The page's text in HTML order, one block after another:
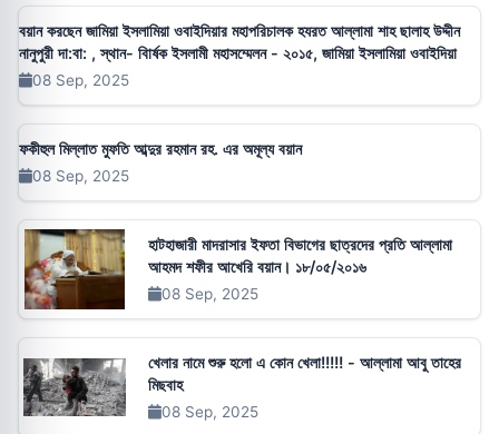
বয়ান করছেন জামিয়া ইসলামিয়া ওবাইদিয়ার মহাপরিচালক হযরত আল্লামা শাহ ছালাহ উদ্দীন
নানুপুরী দা:বা: , স্থান- বাি‍র্ষক ইসলামী মহাসম্মেলন - ২০১৫, জামিয়া ইসলামিয়া ওবাইদিয়া
08 Sep, 2025
ফকীহুল মিল্লাত মুফতি আব্দুর রহমান রহ. এর অমূল্য বয়ান
08 Sep, 2025
হাটহাজারী মাদরাসার ইফতা বিভাগের ছাত্রদের প্রতি আল্লামা
আহমদ শফীর আখেরি বয়ান। ১৮/০৫/২০১৬
08 Sep, 2025
খেলার নামে শুরু হলো এ কোন খেলা!!!!! - আল্লামা আবু তাহের
মিছবাহ
08 Sep, 2025